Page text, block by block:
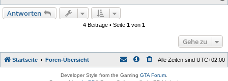
Antworten
4 Beiträge • Seite 1 von 1
Gehe zu
Startseite Foren-Übersicht Alle Zeiten sind UTC+02:00
Developer Style from the Gaming GTA Forum